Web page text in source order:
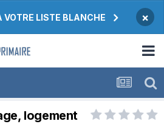
VOTRE LISTE BLANCHE ×
logement